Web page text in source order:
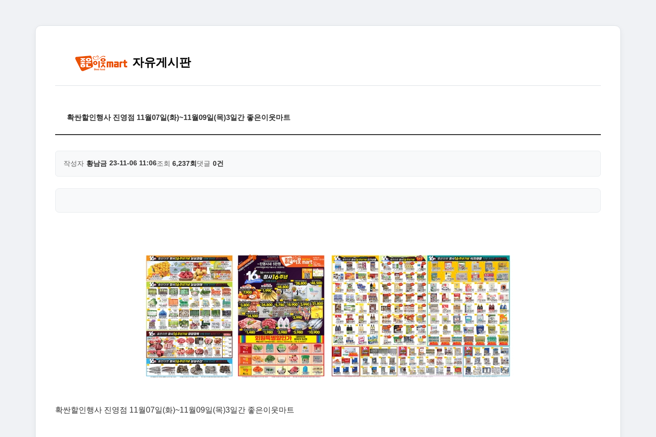
자유게시판
확싼할인행사 진영점 11월07일(화)~11월09일(목)3일간 좋은이웃마트
작성자 황남금 23-11-06 11:06조회 6,237회 댓글 0건
확싼할인행사 진영점 11월07일(화)~11월09일(목)3일간 좋은이웃마트